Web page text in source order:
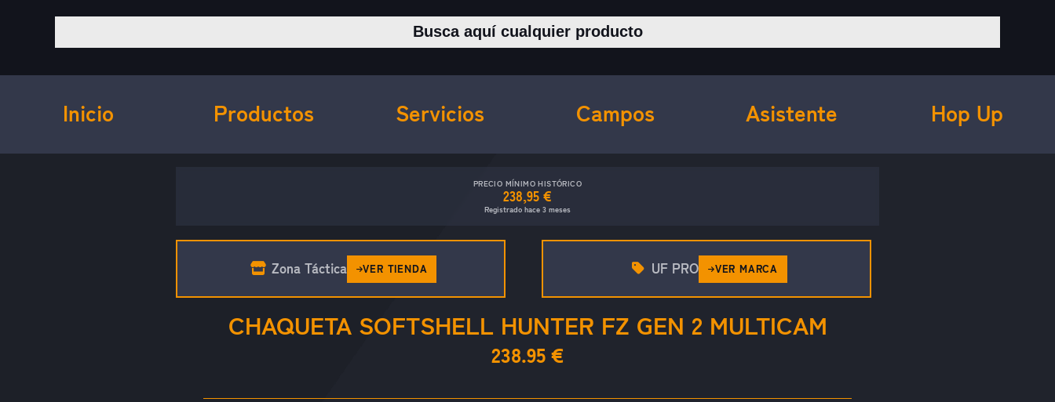
Buscar productos
Inicio Productos Servicios Campos Asistente Hop Up
PRECIO MÍNIMO HISTÓRICO
238,95 €
Registrado hace 3 meses
Zona Táctica VER TIENDA
CHAQUETA SOFTSHELL HUNTER FZ GEN 2 MULTICAM
238.95 €
UF PRO VER MARCA